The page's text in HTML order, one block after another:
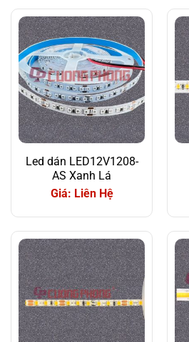
Led dán LED12V1208-
AS Xanh Lá
Giá: Liên Hệ